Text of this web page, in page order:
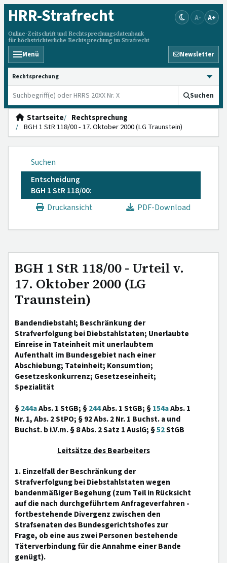
HRR-Strafrecht
Online-Zeitschrift und Rechtsprechungsdatenbank
für höchstrichterliche Rechtsprechung im Strafrecht
A- A+
Menü Newsletter
HRRS durchsuchen
Suchen
Startseite
Rechtsprechung
BGH 1 StR 118/00 - 17. Oktober 2000 (LG Traunstein)
Suchen
Entscheidung
BGH 1 StR 118/00:
Druckansicht
PDF-Download
BGH 1 StR 118/00 - Urteil v.
17. Oktober 2000 (LG
Traunstein)
Bandendiebstahl; Beschränkung der
Strafverfolgung bei Diebstahlstaten; Unerlaubte
Einreise in Tateinheit mit unerlaubtem
Aufenthalt im Bundesgebiet nach einer
Abschiebung; Tateinheit; Konsumtion;
Gesetzeskonkurrenz; Gesetzeseinheit;
Spezialität
§244aAbs. 1 StGB; §244Abs. 1 StGB; §154aAbs. 1
Nr. 1, Abs. 2 StPO; § 92 Abs. 2 Nr. 1 Buchst. a und
Buchst. b i.V.m. § 8 Abs. 2 Satz 1 AuslG; §52StGB
Leitsätze des Bearbeiters
1. Einzelfall der Beschränkung der
Strafverfolgung bei Diebstahlstaten wegen
bandenmäßiger Begehung (zum Teil in Rücksicht
auf die nach durchgeführtem Anfrageverfahren -
fortbestehende Divergenz zwischen den
Strafsenaten des Bundesgerichtshofes zur
Frage, ob eine aus zwei Personen bestehende
Täterverbindung für die Annahme einer Bande
genügt).